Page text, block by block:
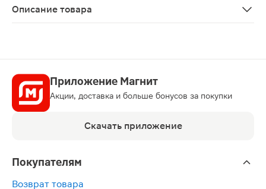
Описание товара
Приложение Магнит
Акции, доставка и больше бонусов за покупки
Скачать приложение
Покупателям
Возврат товара